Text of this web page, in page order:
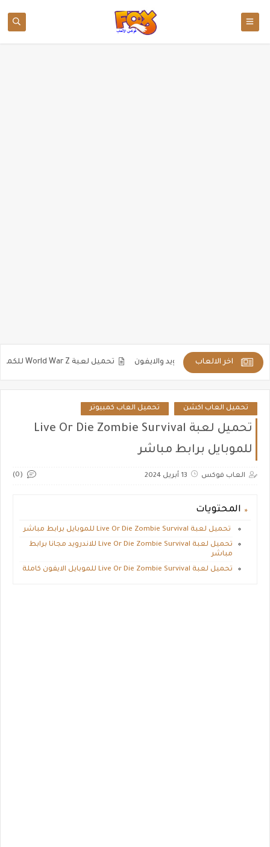
اخر الالعاب تحميل لعبة World War Z للكمبيوتر والاندرويد مضغوطة كاملة برابط مباشر
تحميل العاب اكشن تحميل العاب كمبيوتر
تحميل لعبة Live Or Die Zombie Survival
للموبايل برابط مباشر
العاب فوكس 13 أبريل 2024 (0)
المحتويات
تحميل لعبة Live Or Die Zombie Survival للموبايل برابط مباشر
تحميل لعبة Live Or Die Zombie Survival للاندرويد مجانا برابط
مباشر
تحميل لعبة Live Or Die Zombie Survival للموبايل الايفون كاملة